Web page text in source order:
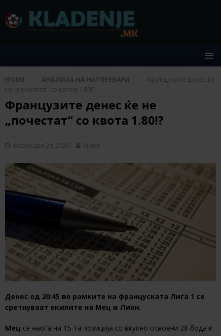
HOME АНАЛИЗА НА НАТПРЕВАРИ
Французите денес ќе
не „почестат“ со квота 1.80!?
Французите денес ќе не
„почестат“ со квота 1.80!?
февруари 21, 2020 Viktor
Денес од 20:45 во рамките на француската Лига 1 се
сретнуваат екипите на Мец и Лион.
Мец се наоѓа на 15-та позиција со вкупно освоени 28 бода и